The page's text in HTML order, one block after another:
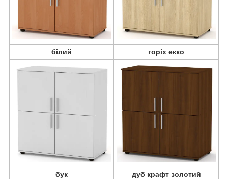
білий горіх екко
бук дуб крафт золотий